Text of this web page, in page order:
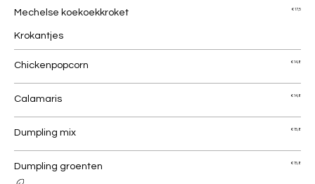
Mechelse koekoekkroket € 17,5
Krokantjes
Chickenpopcorn € 14,8
Calamaris € 14,8
Dumpling mix € 15,8
Dumpling groenten € 15,8